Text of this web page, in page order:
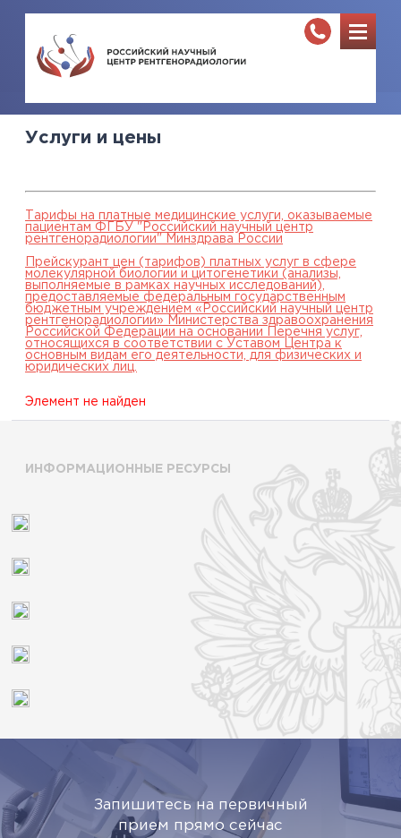
Услуги и цены
Тарифы на платные медицинские услуги, оказываемые
пациентам ФГБУ "Российский научный центр
рентгенорадиологии" Минздрава России
Прейскурант цен (тарифов) платных услуг в сфере
молекулярной биологии и цитогенетики (анализы,
выполняемые в рамках научных исследований),
предоставляемые федеральным государственным
бюджетным учреждением «Российский научный центр
рентгенорадиологии» Министерства здравоохранения
Российской Федерации на основании Перечня услуг,
относящихся в соответствии с Уставом Центра к
основным видам его деятельности, для физических и
юридических лиц.
Элемент не найден
ИНФОРМАЦИОННЫЕ РЕСУРСЫ
Запишитесь на первичный
прием прямо сейчас